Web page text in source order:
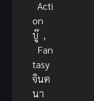
Acti
on
บู๊ ,
Fan
tasy
จินต
นา